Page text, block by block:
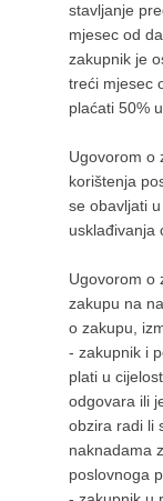
stavljanje
mjesec od
zakupnik je
treći mjesec
plaćati 50%
Ugovorom o
korištenja
se obavljati
usklađivanja
Ugovorom o
zakupu na
o zakupu,
- zakupnik i
plati u
odgovara ili
obzira radi li
naknadama
poslovnoga